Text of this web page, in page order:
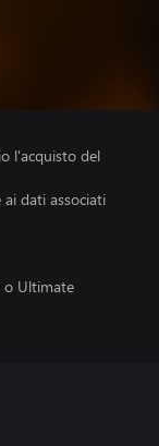
l'acquisto del
dati associati
o Ultimate